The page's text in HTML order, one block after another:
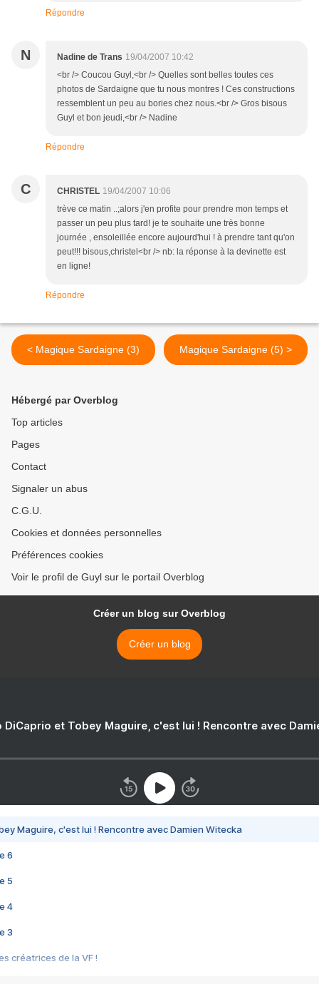
Répondre
N Nadine de Trans 19/04/2007 10:42
<br /> Coucou Guyl,<br /> Quelles sont belles toutes ces
photos de Sardaigne que tu nous montres ! Ces constructions
ressemblent un peu au bories chez nous.<br /> Gros bisous
Guyl et bon jeudi,<br /> Nadine
Répondre
C CHRISTEL 19/04/2007 10:06
trève ce matin ..;alors j'en profite pour prendre mon temps et
passer un peu plus tard! je te souhaite une très bonne
journée , ensoleillée encore aujourd'hui ! à prendre tant qu'on
peut!!! bisous,christel<br /> nb: la réponse à la devinette est
en ligne!
Répondre
< Magique Sardaigne (3) Magique Sardaigne (5) >
Hébergé par Overblog
Top articles
Pages
Contact
Signaler un abus
C.G.U.
Cookies et données personnelles
Préférences cookies
Voir le profil de Guyl sur le portail Overblog
Créer un blog sur Overblog
Créer un blog
DiCaprio et Tobey Maguire, c'est lui ! Rencontre avec
Maguire, c'est lui ! Rencontre avec Damien Witecka
6
5
4
3
créatrices de la VF !